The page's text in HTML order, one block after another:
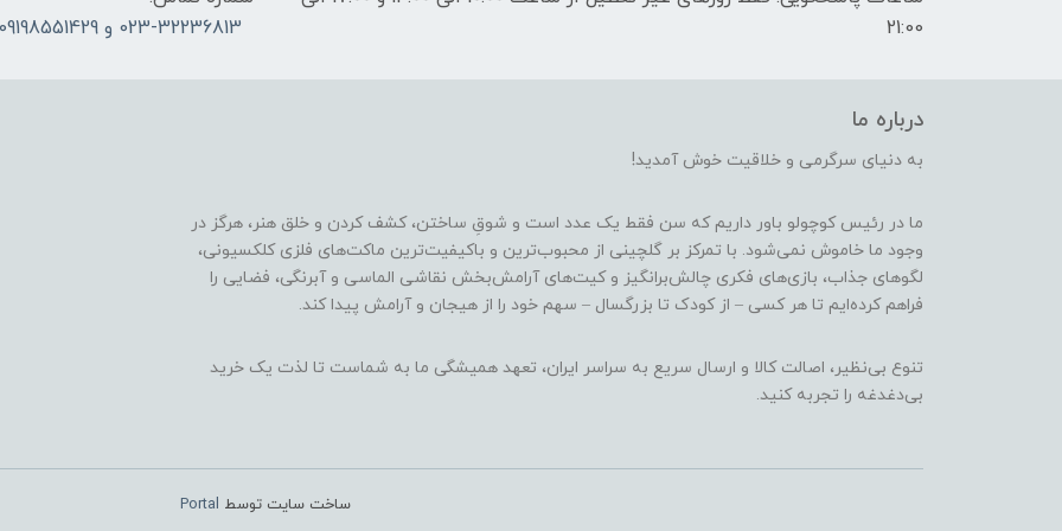
21:00
023-32236813 و 09198551429
درباره ما
به دنیای سرگرمی و خلاقیت خوش آمدید!
ما در رئیس کوچولو باور داریم که سن فقط یک عدد است و شوقِ ساختن، کشف کردن و خلق هنر، هرگز در
وجود ما خاموش نمی‌شود. با تمرکز بر گلچینی از محبوب‌ترین و باکیفیت‌ترین ماکت‌های فلزی کلکسیونی،
لگوهای جذاب، بازی‌های فکری چالش‌برانگیز و کیت‌های آرامش‌بخش نقاشی الماسی و آبرنگی، فضایی را
فراهم کرده‌ایم تا هر کسی – از کودک تا بزرگسال – سهم خود را از هیجان و آرامش پیدا کند.
تنوع بی‌نظیر، اصالت کالا و ارسال سریع به سراسر ایران، تعهد همیشگی ما به شماست تا لذت یک خرید
بی‌دغدغه را تجربه کنید.
ساخت سایت توسط Portal